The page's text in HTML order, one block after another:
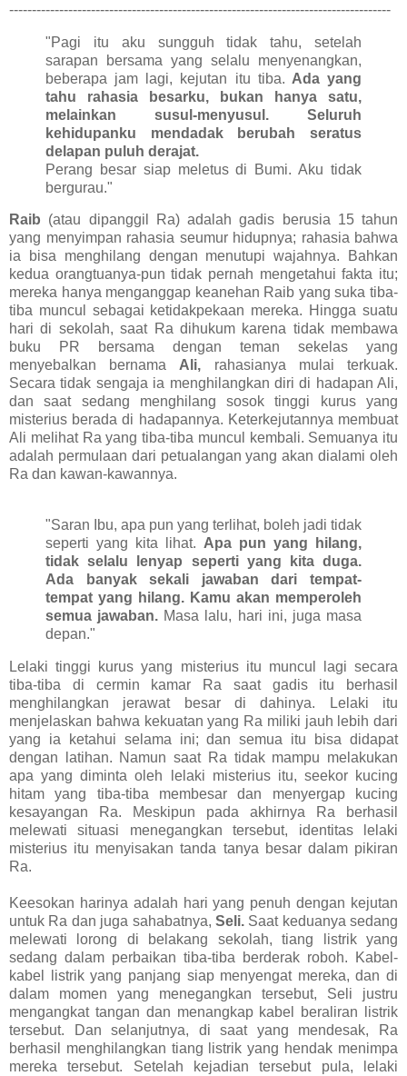
------------------------------------------------------------------------------------
"Pagi itu aku sungguh tidak tahu, setelah
sarapan bersama yang selalu menyenangkan,
beberapa jam lagi, kejutan itu tiba. Ada yang
tahu rahasia besarku, bukan hanya satu,
melainkan susul-menyusul. Seluruh
kehidupanku mendadak berubah seratus
delapan puluh derajat.
Perang besar siap meletus di Bumi. Aku tidak
bergurau."
Raib (atau dipanggil Ra) adalah gadis berusia 15 tahun
yang menyimpan rahasia seumur hidupnya; rahasia bahwa
ia bisa menghilang dengan menutupi wajahnya. Bahkan
kedua orangtuanya-pun tidak pernah mengetahui fakta itu;
mereka hanya menganggap keanehan Raib yang suka tiba-
tiba muncul sebagai ketidakpekaan mereka. Hingga suatu
hari di sekolah, saat Ra dihukum karena tidak membawa
buku PR bersama dengan teman sekelas yang
menyebalkan bernamaAli, rahasianya mulai terkuak.
Secara tidak sengaja ia menghilangkan diri di hadapan Ali,
dan saat sedang menghilang sosok tinggi kurus yang
misterius berada di hadapannya. Keterkejutannya membuat
Ali melihat Ra yang tiba-tiba muncul kembali. Semuanya itu
adalah permulaan dari petualangan yang akan dialami oleh
Ra dan kawan-kawannya.
"Saran Ibu, apa pun yang terlihat, boleh jadi tidak
seperti yang kita lihat. Apa pun yang hilang,
tidak selalu lenyap seperti yang kita duga.
Ada banyak sekali jawaban dari tempat-
tempat yang hilang. Kamu akan memperoleh
semua jawaban. Masa lalu, hari ini, juga masa
depan."
Lelaki tinggi kurus yang misterius itu muncul lagi secara
tiba-tiba di cermin kamar Ra saat gadis itu berhasil
menghilangkan jerawat besar di dahinya. Lelaki itu
menjelaskan bahwa kekuatan yang Ra miliki jauh lebih dari
yang ia ketahui selama ini; dan semua itu bisa didapat
dengan latihan. Namun saat Ra tidak mampu melakukan
apa yang diminta oleh lelaki misterius itu, seekor kucing
hitam yang tiba-tiba membesar dan menyergap kucing
kesayangan Ra. Meskipun pada akhirnya Ra berhasil
melewati situasi menegangkan tersebut, identitas lelaki
misterius itu menyisakan tanda tanya besar dalam pikiran
Ra.
Keesokan harinya adalah hari yang penuh dengan kejutan
untuk Ra dan juga sahabatnya, Seli. Saat keduanya sedang
melewati lorong di belakang sekolah, tiang listrik yang
sedang dalam perbaikan tiba-tiba berderak roboh. Kabel-
kabel listrik yang panjang siap menyengat mereka, dan di
dalam momen yang menegangkan tersebut, Seli justru
mengangkat tangan dan menangkap kabel beraliran listrik
tersebut. Dan selanjutnya, di saat yang mendesak, Ra
berhasil menghilangkan tiang listrik yang hendak menimpa
mereka tersebut. Setelah kejadian tersebut pula, lelaki